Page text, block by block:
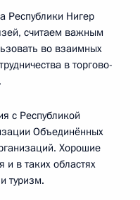
Республики Нигер
считаем важным
во взаимных
в торгово-
с Республикой
Объединённых
Хорошие
и в таких областях
туризм.